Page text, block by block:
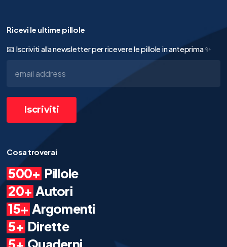
Ricevi le ultime pillole
📧 Iscriviti alla newsletter per ricevere le pillole in anteprima ✨
Cosa troverai
500+ Pillole
20+ Autori
15+ Argomenti
5+ Dirette